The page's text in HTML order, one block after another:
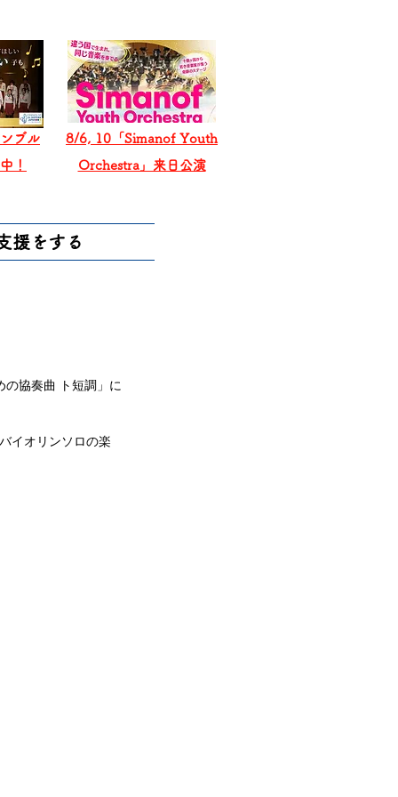
ブル
！
8/6, 10「Simanof Youth
Orchestra」来日公演
援をする
協奏曲 ト短調」に
イオリンソロの楽